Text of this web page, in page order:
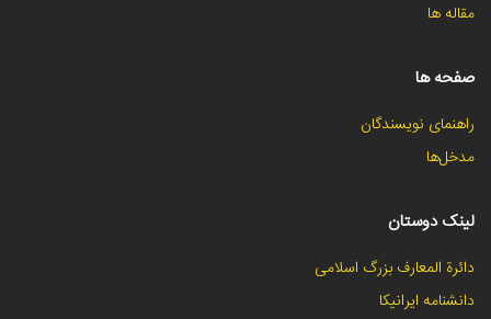
مقاله ها
صفحه ها
راهنمای نویسندگان
مدخل‌ها
لینک دوستان
دائرة المعارف بزرگ اسلامی
دانشنامه ایرانیکا